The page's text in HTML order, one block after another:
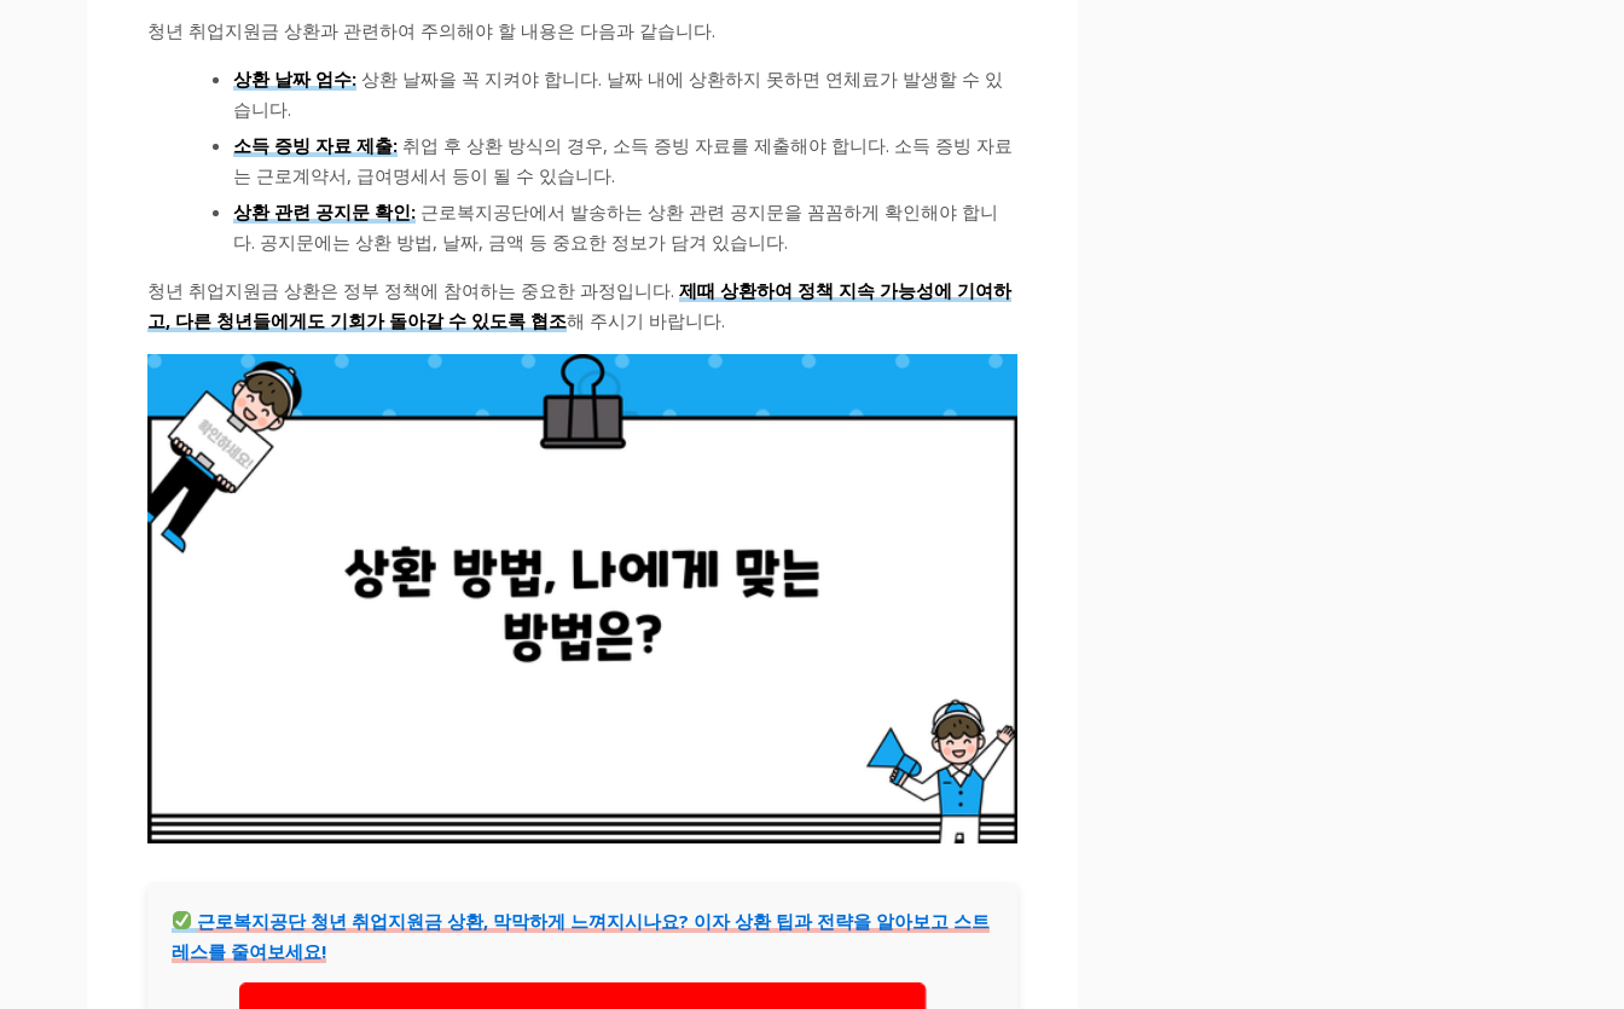
청년 취업지원금 상환과 관련하여 주의해야 할 내용은 다음과 같습니다.
상환 날짜 엄수: 상환 날짜을 꼭 지켜야 합니다. 날짜 내에 상환하지 못하면 연체료가 발생할 수 있
습니다.
소득 증빙 자료 제출: 취업 후 상환 방식의 경우, 소득 증빙 자료를 제출해야 합니다. 소득 증빙 자료
는 근로계약서, 급여명세서 등이 될 수 있습니다.
상환 관련 공지문 확인: 근로복지공단에서 발송하는 상환 관련 공지문을 꼼꼼하게 확인해야 합니
다. 공지문에는 상환 방법, 날짜, 금액 등 중요한 정보가 담겨 있습니다.
청년 취업지원금 상환은 정부 정책에 참여하는 중요한 과정입니다. 제때 상환하여 정책 지속 가능성에 기여하
고, 다른 청년들에게도 기회가 돌아갈 수 있도록 협조해 주시기 바랍니다.
근로복지공단 청년 취업지원금 상환, 막막하게 느껴지시나요? 이자 상환 팁과 전략을 알아보고 스트
레스를 줄여보세요!